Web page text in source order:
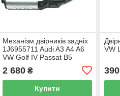
Механізм двірників задніх
1J6955711 Audi A3 A4 A6
VW Golf IV Passat B5
2 680₴
Купити
VW
390